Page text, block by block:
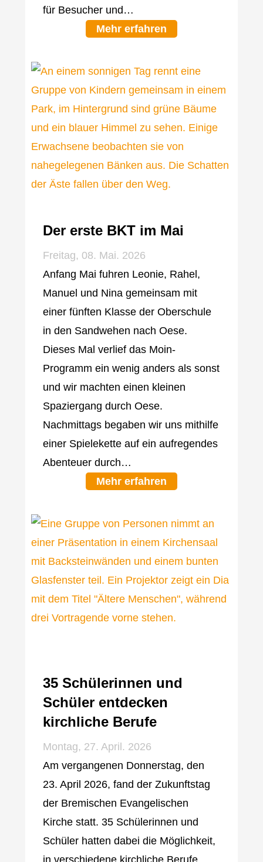
für Besucher und…
Mehr erfahren
Der erste BKT im Mai
Freitag, 08. Mai. 2026
Anfang Mai fuhren Leonie, Rahel,
Manuel und Nina gemeinsam mit
einer fünften Klasse der Oberschule
in den Sandwehen nach Oese.
Dieses Mal verlief das Moin-
Programm ein wenig anders als sonst
und wir machten einen kleinen
Spaziergang durch Oese.
Nachmittags begaben wir uns mithilfe
einer Spielekette auf ein aufregendes
Abenteuer durch…
Mehr erfahren
35 Schülerinnen und
Schüler entdecken
kirchliche Berufe
Montag, 27. April. 2026
Am vergangenen Donnerstag, den
23. April 2026, fand der Zukunftstag
der Bremischen Evangelischen
Kirche statt. 35 Schülerinnen und
Schüler hatten dabei die Möglichkeit,
in verschiedene kirchliche Berufe